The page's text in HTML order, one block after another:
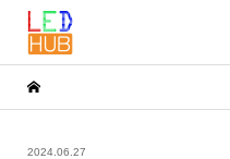
2024.06.27